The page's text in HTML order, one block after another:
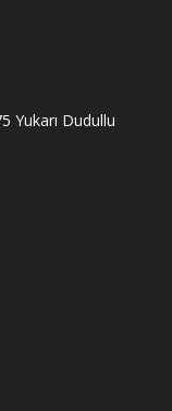
Yukarı Dudullu